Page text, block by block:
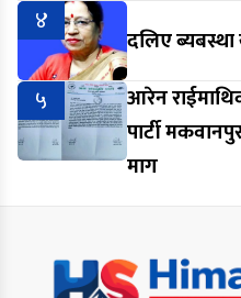
४
दलिए
५
आरेन
पार्टी
माग